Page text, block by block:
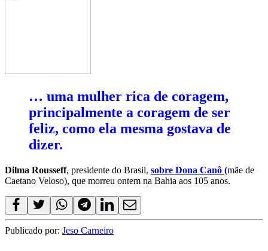
… uma mulher rica de coragem,
principalmente a coragem de ser
feliz, como ela mesma gostava de
dizer.
Dilma Rousseff, presidente do Brasil, sobre Dona Canô (mãe de
Caetano Veloso), que morreu ontem na Bahia aos 105 anos.
Publicado por: Jeso Carneiro